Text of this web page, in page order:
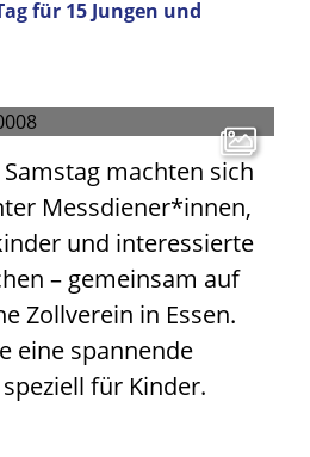
für 15 Jungen und
machten sich
Messdiener*innen,
und interessierte
– gemeinsam auf
Zollverein in Essen.
eine spannende
für Kinder.